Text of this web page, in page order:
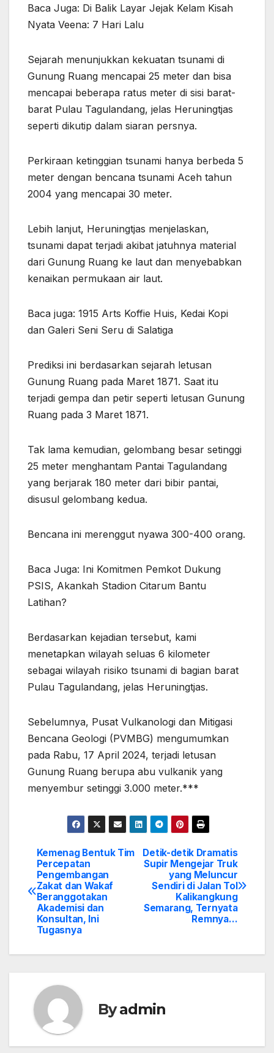
Baca Juga: Di Balik Layar Jejak Kelam Kisah
Nyata Veena: 7 Hari Lalu
Sejarah menunjukkan kekuatan tsunami di
Gunung Ruang mencapai 25 meter dan bisa
mencapai beberapa ratus meter di sisi barat-
barat Pulau Tagulandang, jelas Heruningtjas
seperti dikutip dalam siaran persnya.
Perkiraan ketinggian tsunami hanya berbeda 5
meter dengan bencana tsunami Aceh tahun
2004 yang mencapai 30 meter.
Lebih lanjut, Heruningtjas menjelaskan,
tsunami dapat terjadi akibat jatuhnya material
dari Gunung Ruang ke laut dan menyebabkan
kenaikan permukaan air laut.
Baca juga: 1915 Arts Koffie Huis, Kedai Kopi
dan Galeri Seni Seru di Salatiga
Prediksi ini berdasarkan sejarah letusan
Gunung Ruang pada Maret 1871. Saat itu
terjadi gempa dan petir seperti letusan Gunung
Ruang pada 3 Maret 1871.
Tak lama kemudian, gelombang besar setinggi
25 meter menghantam Pantai Tagulandang
yang berjarak 180 meter dari bibir pantai,
disusul gelombang kedua.
Bencana ini merenggut nyawa 300-400 orang.
Baca Juga: Ini Komitmen Pemkot Dukung
PSIS, Akankah Stadion Citarum Bantu
Latihan?
Berdasarkan kejadian tersebut, kami
menetapkan wilayah seluas 6 kilometer
sebagai wilayah risiko tsunami di bagian barat
Pulau Tagulandang, jelas Heruningtjas.
Sebelumnya, Pusat Vulkanologi dan Mitigasi
Bencana Geologi (PVMBG) mengumumkan
pada Rabu, 17 April 2024, terjadi letusan
Gunung Ruang berupa abu vulkanik yang
menyembur setinggi 3.000 meter.***
Post
navigation
Detik-detik Dramatis
Supir Mengejar Truk
yang Meluncur
Sendiri di Jalan Tol
Kalikangkung
Semarang, Ternyata
Remnya…
Kemenag Bentuk Tim
Percepatan
Pengembangan
Zakat dan Wakaf
Beranggotakan
Akademisi dan
Konsultan, Ini
Tugasnya
Byadmin